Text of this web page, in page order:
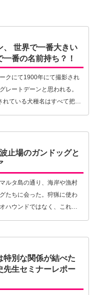
、 世界で一番大きい
番の名前持ち？！
クにて1900年にて撮影され
レートデーンと思われる。
れている犬種名はすべて把握
、名前を言われればだいた
止場のガンドッグと
ルタ島の通り、海岸や漁村
たちに会った。狩猟に使わ
ハウンドではなく、これら
達が主流である。ファラオ
特別な関係が結べた
先生セミナーレポー